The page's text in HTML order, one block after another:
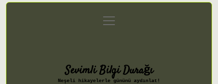
Gizlilik Politikası
menüyü
aç
Sevimli Bilgi Durağı
Neşeli hikayelerle gününü aydınlat!